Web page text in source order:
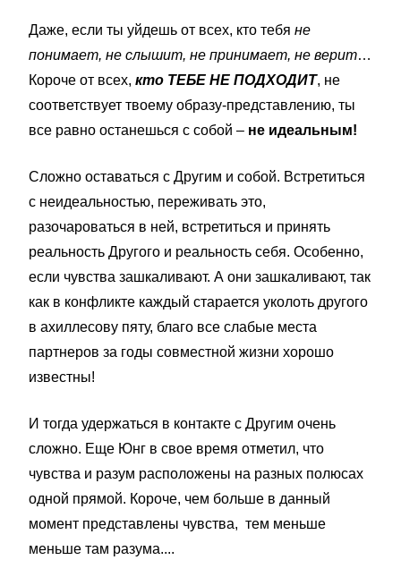
Даже, если ты уйдешь от всех, кто тебя не
понимает, не слышит, не принимает, не верит…
Короче от всех, кто ТЕБЕ НЕ ПОДХОДИТ, не
соответствует твоему образу-представлению, ты
все равно останешься с собой – не идеальным!
Сложно оставаться с Другим и собой. Встретиться
с неидеальностью, переживать это,
разочароваться в ней, встретиться и принять
реальность Другого и реальность себя. Особенно,
если чувства зашкаливают. А они зашкаливают, так
как в конфликте каждый старается уколоть другого
в ахиллесову пяту, благо все слабые места
партнеров за годы совместной жизни хорошо
известны!
И тогда удержаться в контакте с Другим очень
сложно. Еще Юнг в свое время отметил, что
чувства и разум расположены на разных полюсах
одной прямой. Короче, чем больше в данный
момент представлены чувства, тем меньше
меньше там разума....